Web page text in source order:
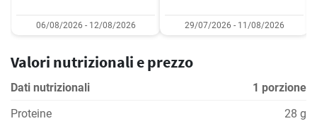
06/08/2026 - 12/08/2026 29/07/2026 - 11/08/2026
Valori nutrizionali e prezzo
Dati nutrizionali
1 porzione
Proteine
28 g